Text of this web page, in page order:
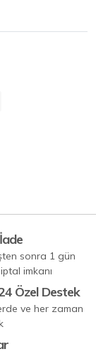
sonra 1 gün
imkanı
Özel Destek
ve her zaman